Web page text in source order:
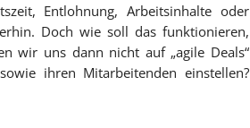
Entlohnung, Arbeitsinhalte oder
Doch wie soll das funktionieren,
wir uns dann nicht auf „agile Deals“
ihren Mitarbeitenden einstellen?